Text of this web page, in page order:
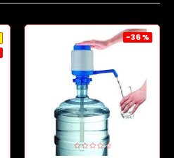
-36 %